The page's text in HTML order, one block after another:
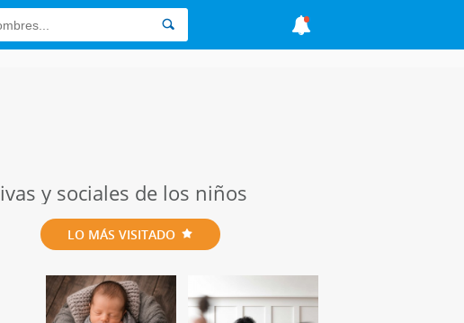
y sociales de los niños
LO MÁS VISITADO